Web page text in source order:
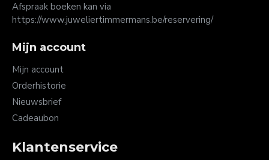
Afspraak boeken kan via
https://www.juweliertimmermans.be/reservering/
Mijn account
Mijn account
Orderhistorie
Nieuwsbrief
Cadeaubon
Klantenservice